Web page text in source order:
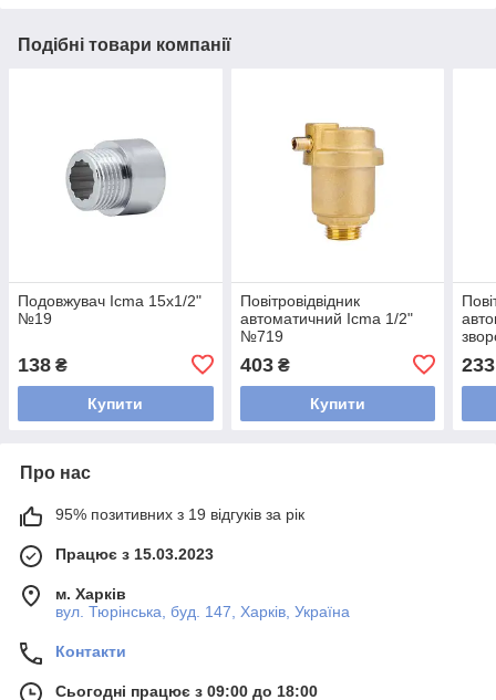
Подібні товари компанії
Подовжувач Icma 15х1/2"
№19
138 ₴
Купити
Повітровідвідник
автоматичний Icma 1/2"
№719
403₴
Купити
233
Про нас
95% позитивних з 19 відгуків за рік
Працює з 15.03.2023
м. Харків
вул. Тюрінська, буд. 147, Харків, Україна
Контакти
Сьогодні працює з 09:00 до 18:00